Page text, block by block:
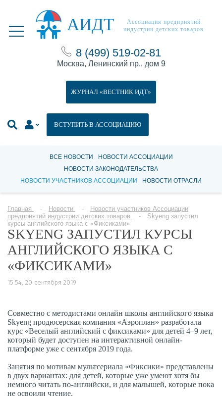
АИДТ
Ассоциация предприятий
индустрии детских товаров
8 (499) 519-02-81
Москва, Ленинский пр., дом 9
ВСТУПИТЬ В АССОЦИАЦИЮ
ЖУРНАЛ «ВЕСТНИК ИДТ»
ВСЕ НОВОСТИ
НОВОСТИ АССОЦИАЦИИ
НОВОСТИ ЗАКОНОДАТЕЛЬСТВА
НОВОСТИ УЧАСТНИКОВ АССОЦИАЦИИ
НОВОСТИ ОТРАСЛИ
Главная Новости
Новости участников Ассоциации
предприятий индустрии детских товаров
Skyeng запустил
курсы английского языка с «Фиксиками»
SKYENG ЗАПУСТИЛ КУРСЫ
АНГЛИЙСКОГО ЯЗЫКА С
«ФИКСИКАМИ»
15:54, 20 сентября 2019
Совместно с методистами онлайн школы английского языка
Skyeng продюсерская компания «Аэроплан» разработала
курс «Веселый английский с фиксиками» для детей 4–9 лет,
который будет доступен на интерактивной онлайн-
платформе уже с сентября 2019 года.
Занятия по мотивам мультсериала «Фиксики» представлены
в двух вариантах: для детей, которые уже умеют хотя бы
немного читать по-английски, и для малышей, которые пока
не освоили чтение.